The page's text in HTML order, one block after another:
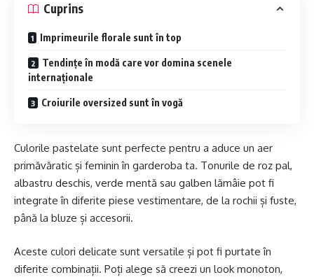
Cuprins
Imprimeurile florale sunt în top
Tendințe în modă care vor domina scenele
internaționale
Croiurile oversized sunt în vogă
Culorile pastelate sunt perfecte pentru a aduce un aer
primăvăratic și feminin în garderoba ta. Tonurile de roz pal,
albastru deschis, verde mentă sau galben lămâie pot fi
integrate în diferite piese vestimentare, de la rochii și fuste,
până la bluze și accesorii.
Aceste culori delicate sunt versatile și pot fi purtate în
diferite combinații. Poți alege să creezi un look monoton,